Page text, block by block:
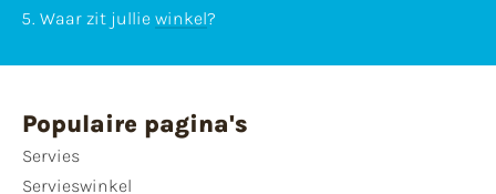
Waar zit jullie winkel?
Populaire pagina's
Servies
Servieswinkel